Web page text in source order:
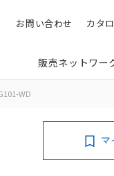
検索 カタ
お問い合わせ
販売ネットワー
WD
マ